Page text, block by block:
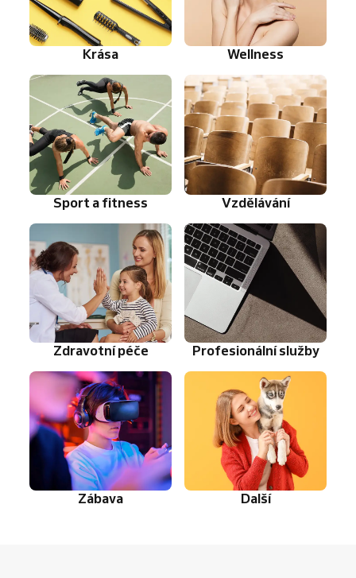
Krása Wellness
Sport a fitness Vzdělávání
Zdravotní péče Profesionální služby
Zábava Další